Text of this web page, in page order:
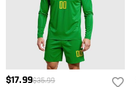
$17.99$35.99